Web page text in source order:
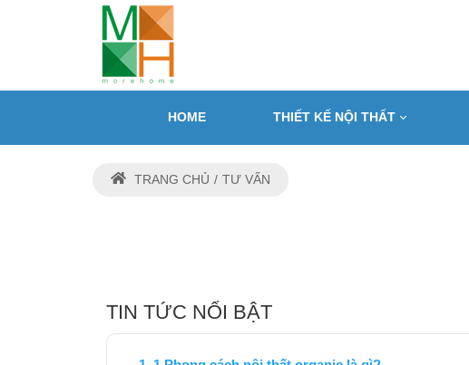
HOME THIẾT KẾ NỘI THẤT
TRANG CHỦ TƯ VẤN
TIN TỨC NỔI BẬT